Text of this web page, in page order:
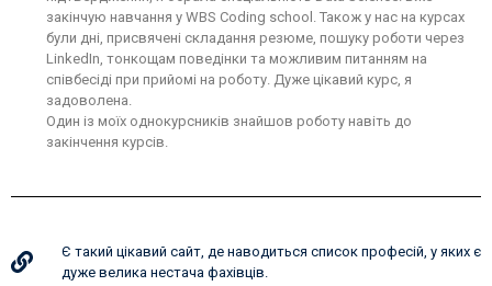
закінчую навчання у WBS Coding school. Також у нас на курсах
були дні, присвячені складання резюме, пошуку роботи через
LinkedIn, тонкощам поведінки та можливим питанням на
співбесіді при прийомі на роботу. Дуже цікавий курс, я
задоволена.
Один із моїх однокурсників знайшов роботу навіть до
закінчення курсів.
Є такий цікавий сайт, де наводиться список професій, у яких є
дуже велика нестача фахівців.